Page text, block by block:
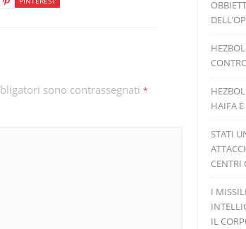
sono contrassegnati *
HAIFA
STATI
CENTRI
I
IL